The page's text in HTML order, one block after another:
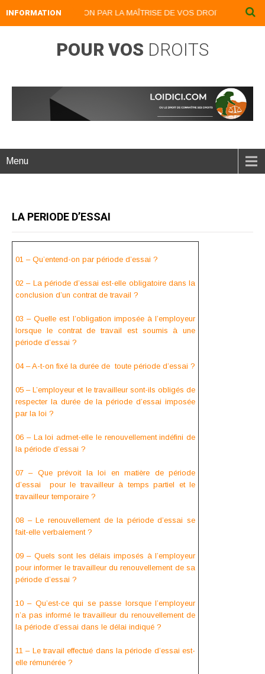
INFORMATION
DEVENEZ UN LION PAR LA MAÎTRISE DE VOS DROITS :
POUR VOS DROITS
Menu
LA PERIODE D’ESSAI
01 – Qu’entend-on par période d’essai ?
02 – La période d’essai est-elle obligatoire dans la
conclusion d’un contrat de travail ?
03 – Quelle est l’obligation imposée à l’employeur
lorsque le contrat de travail est soumis à une
période d’essai ?
04 – A-t-on fixé la durée de toute période d’essai ?
05 – L’employeur et le travailleur sont-ils obligés de
respecter la durée de la période d’essai imposée
par la loi ?
06 – La loi admet-elle le renouvellement indéfini de
la période d’essai ?
07 – Que prévoit la loi en matière de période
d’essai
pour le travailleur à temps partiel et le
travailleur temporaire ?
08 – Le renouvellement de la période d’essai se
fait-elle verbalement ?
09 – Quels sont les délais imposés à l’employeur
pour informer le travailleur du renouvellement de sa
période d’essai ?
10 – Qu’est-ce qui se passe lorsque l’employeur
n’a pas informé le travailleur du renouvellement de
la période d’essai dans le délai indiqué ?
11 – Le travail effectué dans la période d’essai est-
elle rémunérée ?